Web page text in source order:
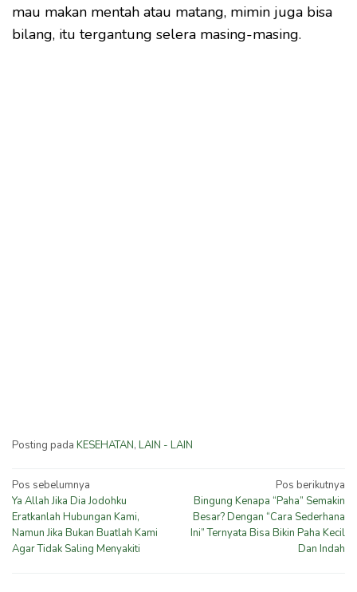
mau makan mentah atau matang, mimin juga bisa
bilang, itu tergantung selera masing-masing.
Posting pada KESEHATAN, LAIN - LAIN
Navigasi
pos
Pos sebelumnya
Ya Allah Jika Dia Jodohku
Eratkanlah Hubungan Kami,
Namun Jika Bukan Buatlah Kami
Agar Tidak Saling Menyakiti
Pos berikutnya
Bingung Kenapa “Paha” Semakin
Besar? Dengan “Cara Sederhana
Ini” Ternyata Bisa Bikin Paha Kecil
Dan Indah